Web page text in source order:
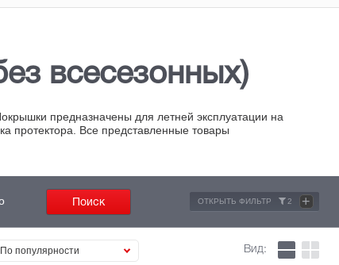
всесезонных)
предназначены для летней эксплуатации на
протектора. Все представленные товары
ОТКРЫТЬ ФИЛЬТР 2 +
По популярности Вид: